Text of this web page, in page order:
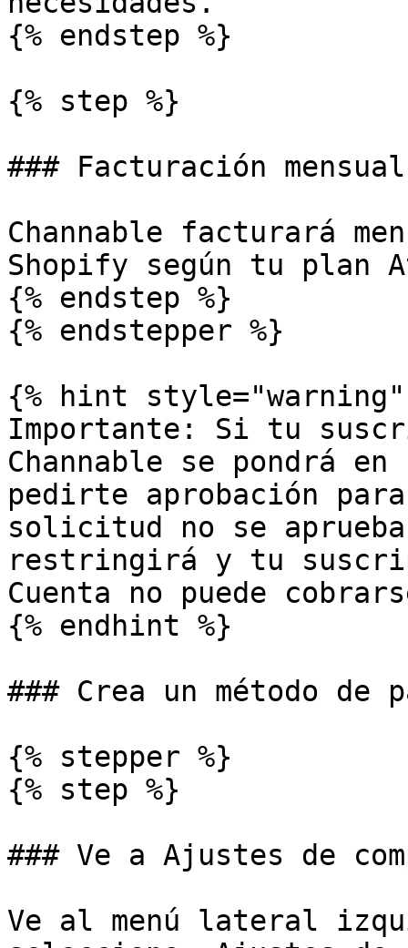
{% endstep %}
{% step %}
### Facturación mensual
Channable facturará
Shopify según tu plan
{% endstep %}
{% endstepper %}
{% hint style="warning"
Importante: Si tu
Channable se pondrá
pedirte aprobación
solicitud no se
restringirá y tu
Cuenta no puede
{% endhint %}
### Crea un método de
{% stepper %}
{% step %}
### Ve a Ajustes de
Ve al menú lateral